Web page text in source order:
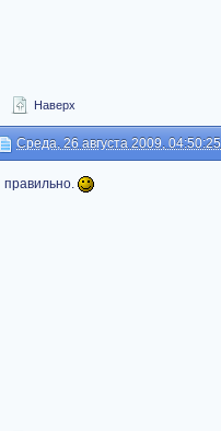
Наверх
Среда, 26 августа 2009, 04:50:25
правильно.